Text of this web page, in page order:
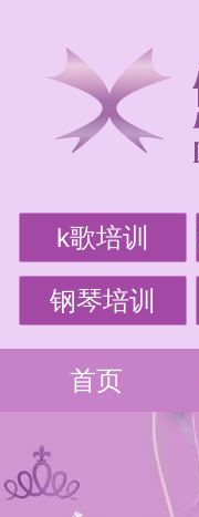
k歌培训
钢琴培训
首页